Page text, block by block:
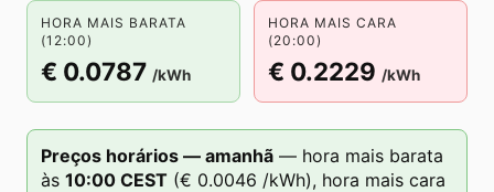
HORA MAIS BARATA
(12:00)
€ 0.0787 /kWh
HORA MAIS CARA
(20:00)
€ 0.2229 /kWh
Preços horários — amanhã — hora mais barata
às 10:00 CEST (€ 0.0046 /kWh), hora mais cara